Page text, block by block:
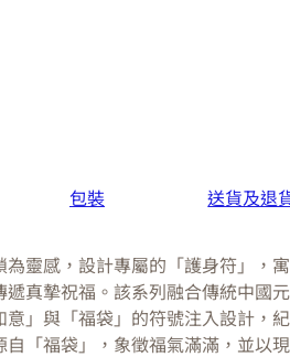
包裝 送貨及退
為靈感，設計專屬的「護身符」，寓
真摯祝福。該系列融合傳統中國元
」與「福袋」的符號注入設計，紀
「福袋」，象徵福氣滿滿，並以現